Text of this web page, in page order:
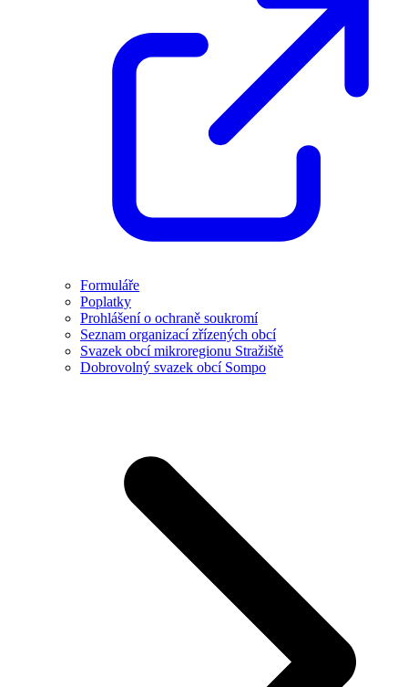
Formuláře
Poplatky
Prohlášení o ochraně soukromí
Seznam organizací zřízených obcí
Svazek obcí mikroregionu Stražiště
Dobrovolný svazek obcí Sompo